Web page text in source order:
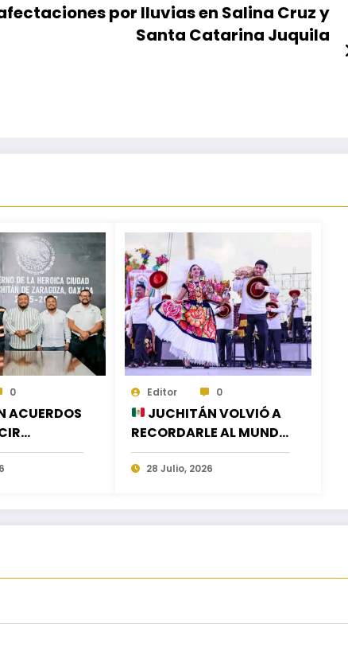
por lluvias en Salina Cruz y
Santa Catarina Juquila
0
ACUERDOS
MEJORAR
DEL
Editor 0
JUCHITÁN VOLVIÓ A
RECORDARLE AL MUNDO
LA GRANDEZA DE SU
HISTORIA Y SU CULTURA
GUELAGUETZA 2026
28 Julio, 2026